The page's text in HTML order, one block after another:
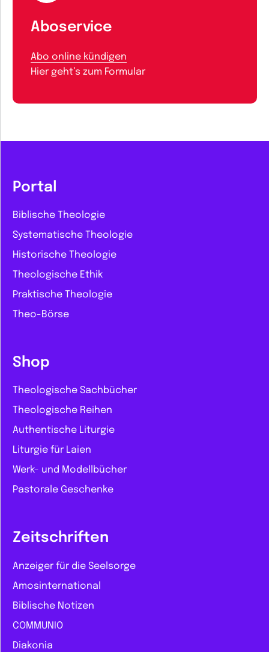
Aboservice
Abo online kündigen
Hier geht’s zum Formular
Portal
Biblische Theologie
Systematische Theologie
Historische Theologie
Theologische Ethik
Praktische Theologie
Theo-Börse
Shop
Theologische Sachbücher
Theologische Reihen
Authentische Liturgie
Liturgie für Laien
Werk- und Modellbücher
Pastorale Geschenke
Zeitschriften
Anzeiger für die Seelsorge
Amosinternational
Biblische Notizen
COMMUNIO
Diakonia